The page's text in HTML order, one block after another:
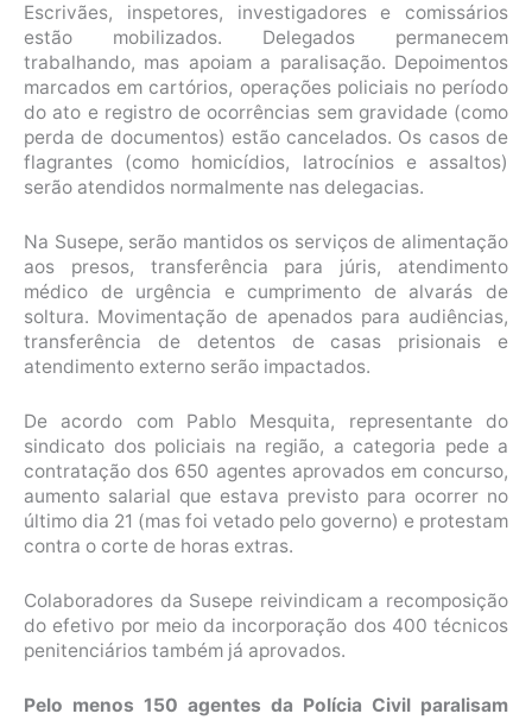
Escrivães, inspetores, investigadores e comissários
estão mobilizados. Delegados permanecem
trabalhando, mas apoiam a paralisação. Depoimentos
marcados em cartórios, operações policiais no período
do ato e registro de ocorrências sem gravidade (como
perda de documentos) estão cancelados. Os casos de
flagrantes (como homicídios, latrocínios e assaltos)
serão atendidos normalmente nas delegacias.
Na Susepe, serão mantidos os serviços de alimentação
aos presos, transferência para júris, atendimento
médico de urgência e cumprimento de alvarás de
soltura. Movimentação de apenados para audiências,
transferência de detentos de casas prisionais e
atendimento externo serão impactados.
De acordo com Pablo Mesquita, representante do
sindicato dos policiais na região, a categoria pede a
contratação dos 650 agentes aprovados em concurso,
aumento salarial que estava previsto para ocorrer no
último dia 21 (mas foi vetado pelo governo) e protestam
contra o corte de horas extras.
Colaboradores da Susepe reivindicam a recomposição
do efetivo por meio da incorporação dos 400 técnicos
penitenciários também já aprovados.
Pelo menos 150 agentes da Polícia Civil paralisam